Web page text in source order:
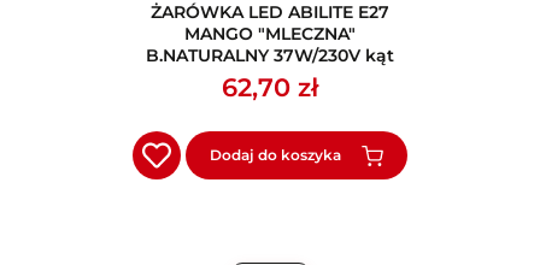
ŻARÓWKA LED ABILITE E27
MANGO "MLECZNA"
B.NATURALNY 37W/230V kąt
św. 270° (RETRO) M105
62,70 zł
Dodaj do koszyka